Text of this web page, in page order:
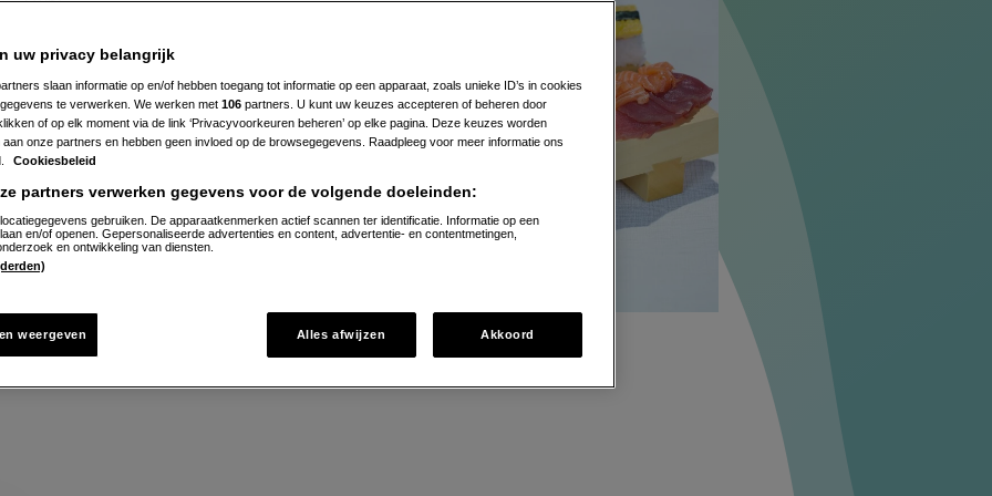
van Danny is een echte aanrader!
sushi
Gepubliceerd op: 27-02-13
Bewerkt op: 13-04-2026
uw privacy belangrijk
slaan informatie op en/of hebben toegang tot informatie op een apparaat, zoals unieke ID’s in cookies
te verwerken. We werken met 106 partners. U kunt uw keuzes accepteren of beheren door
of op elk moment via de link ‘Privacyvoorkeuren beheren’ op elke pagina. Deze keuzes worden
onze partners en hebben geen invloed op de browsegegevens. Raadpleeg voor meer informatie ons
Cookiesbeleid
partners verwerken gegevens voor de volgende doeleinden:
gebruiken. De apparaatkenmerken actief scannen ter identificatie. Informatie op een
en/of openen. Gepersonaliseerde advertenties en content, advertentie- en contentmetingen,
en ontwikkeling van diensten.
weergeven Alles afwijzen Akkoord